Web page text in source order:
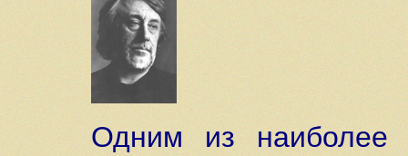
Одним из наиболее